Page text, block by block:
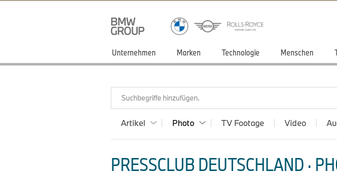
Unternehmen Marken Technologie Menschen
Suchbegriffe hinzufügen.
Artikel Photo TV Footage Video
PRESSCLUB DEUTSCHLAND ·